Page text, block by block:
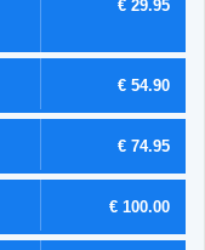
€ 29.95
€ 54.90
€ 74.95
€ 100.00